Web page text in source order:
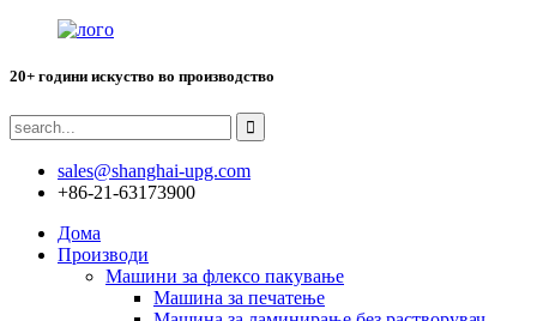
20+ години искуство во производство
sales@shanghai-upg.com
+86-21-63173900
Дома
Производи
Машини за флексо пакување
Машина за печатење